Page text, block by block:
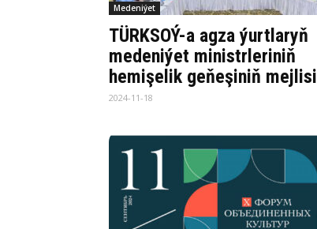
Medeniýet
TÜRKSOÝ-a agza ýurtlaryň
medeniýet ministrleriniň
hemişelik geňeşiniň mejlisi
2024-11-18